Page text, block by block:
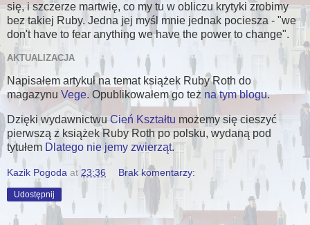
się, i szczerze martwię, co my tu w obliczu krytyki zrobimy
bez takiej Ruby. Jedna jej myśl mnie jednak pociesza - "we
don't have to fear anything we have the power to change".
AKTUALIZACJA
Napisałem artykuł na temat książek Ruby Roth do
magazynu Vege. Opublikowałem go też na tym blogu.
Dzięki wydawnictwuCień Kształtu możemy się cieszyć
pierwszą z książek Ruby Roth po polsku, wydaną pod
tytułem Dlatego nie jemy zwierząt.
Kazik Pogoda at 23:36 Brak komentarzy:
Udostępnij